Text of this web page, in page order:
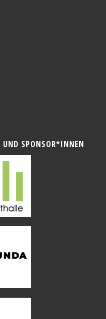
SPONSOR*INNEN